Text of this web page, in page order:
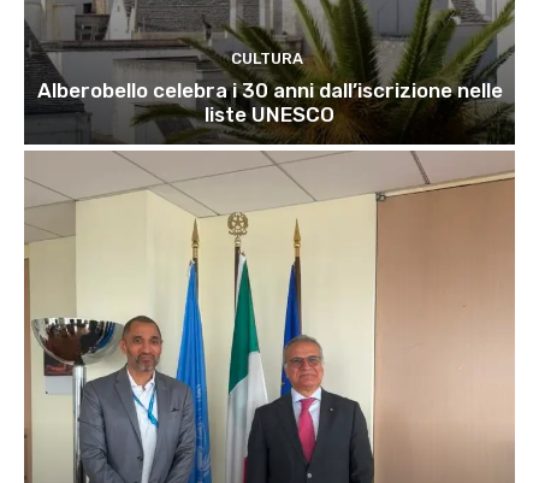
CULTURA
Alberobello celebra i 30 anni dall’iscrizione nelle
liste UNESCO